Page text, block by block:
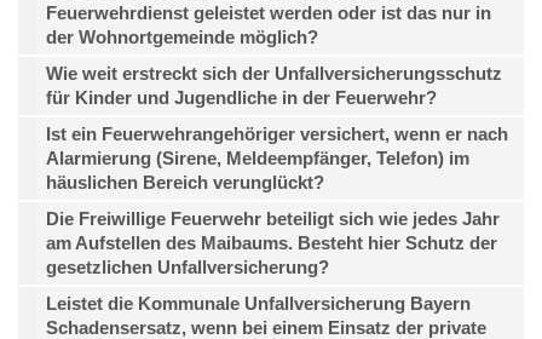
Feuerwehrdienst geleistet werden oder ist das nur in
der Wohnortgemeinde möglich?
Wie weit erstreckt sich der Unfallversicherungsschutz
für Kinder und Jugendliche in der Feuerwehr?
Ist ein Feuerwehrangehöriger versichert, wenn er nach
Alarmierung (Sirene, Meldeempfänger, Telefon) im
häuslichen Bereich verunglückt?
Die Freiwillige Feuerwehr beteiligt sich wie jedes Jahr
am Aufstellen des Maibaums. Besteht hier Schutz der
gesetzlichen Unfallversicherung?
Leistet die Kommunale Unfallversicherung Bayern
Schadensersatz, wenn bei einem Einsatz der private